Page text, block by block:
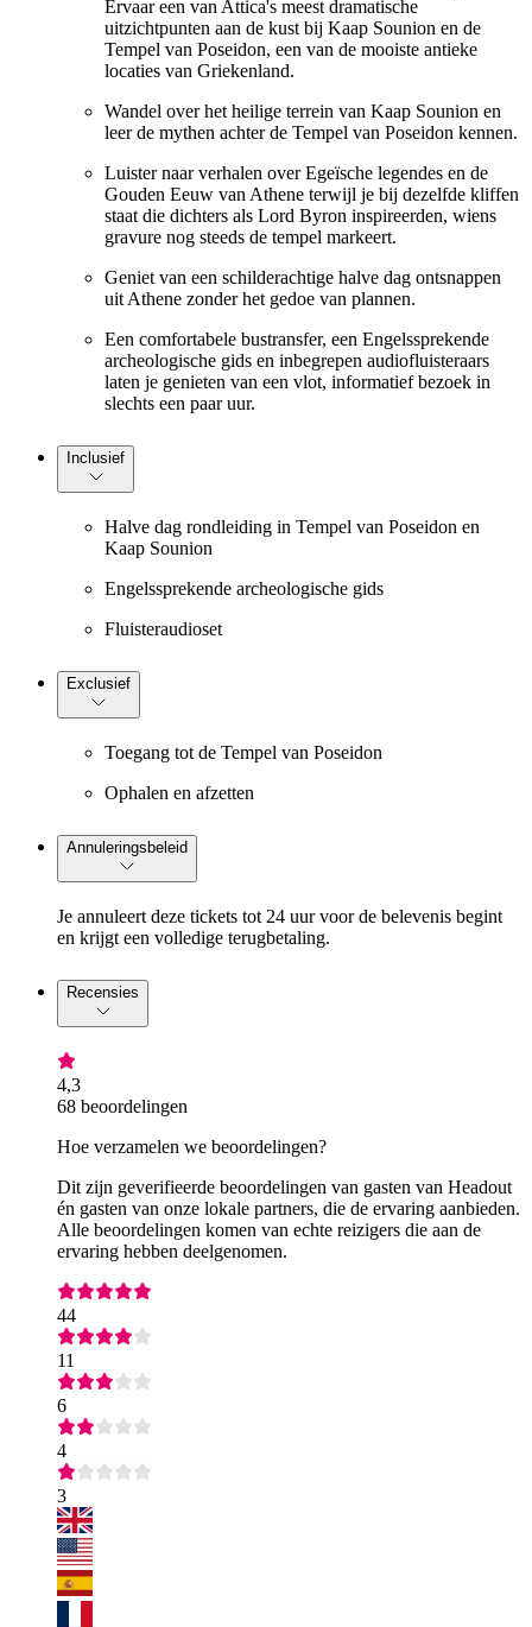
Ervaar een van Attica's meest dramatische
uitzichtpunten aan de kust bij Kaap Sounion en de
Tempel van Poseidon, een van de mooiste antieke
locaties van Griekenland.
Wandel over het heilige terrein van Kaap Sounion en
leer de mythen achter de Tempel van Poseidon kennen.
Luister naar verhalen over Egeïsche legendes en de
Gouden Eeuw van Athene terwijl je bij dezelfde kliffen
staat die dichters als Lord Byron inspireerden, wiens
gravure nog steeds de tempel markeert.
Geniet van een schilderachtige halve dag ontsnappen
uit Athene zonder het gedoe van plannen.
Een comfortabele bustransfer, een Engelssprekende
archeologische gids en inbegrepen audiofluisteraars
laten je genieten van een vlot, informatief bezoek in
slechts een paar uur.
Inclusief
Halve dag rondleiding in Tempel van Poseidon en
Kaap Sounion
Engelssprekende archeologische gids
Fluisteraudioset
Exclusief
Toegang tot de Tempel van Poseidon
Ophalen en afzetten
Annuleringsbeleid
Je annuleert deze tickets tot 24 uur voor de belevenis begint
en krijgt een volledige terugbetaling.
Recensies
4,3
68 beoordelingen
Hoe verzamelen we beoordelingen?
Dit zijn geverifieerde beoordelingen van gasten van Headout
én gasten van onze lokale partners, die de ervaring aanbieden.
Alle beoordelingen komen van echte reizigers die aan de
ervaring hebben deelgenomen.
44
11
6
4
3